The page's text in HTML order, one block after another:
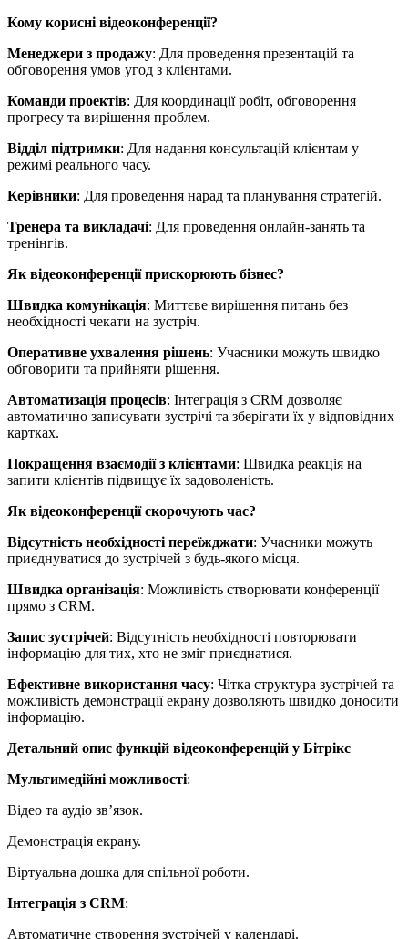
Кому корисні відеоконференції?
Менеджери з продажу: Для проведення презентацій та
обговорення умов угод з клієнтами.
Команди проектів: Для координації робіт, обговорення
прогресу та вирішення проблем.
Відділ підтримки: Для надання консультацій клієнтам у
режимі реального часу.
Керівники: Для проведення нарад та планування стратегій.
Тренера та викладачі: Для проведення онлайн-занять та
тренінгів.
Як відеоконференції прискорюють бізнес?
Швидка комунікація: Миттєве вирішення питань без
необхідності чекати на зустріч.
Оперативне ухвалення рішень: Учасники можуть швидко
обговорити та прийняти рішення.
Автоматизація процесів: Інтеграція з CRM дозволяє
автоматично записувати зустрічі та зберігати їх у відповідних
картках.
Покращення взаємодії з клієнтами: Швидка реакція на
запити клієнтів підвищує їх задоволеність.
Як відеоконференції скорочують час?
Відсутність необхідності переїжджати: Учасники можуть
приєднуватися до зустрічей з будь-якого місця.
Швидка організація: Можливість створювати конференції
прямо з CRM.
Запис зустрічей: Відсутність необхідності повторювати
інформацію для тих, хто не зміг приєднатися.
Ефективне використання часу: Чітка структура зустрічей та
можливість демонстрації екрану дозволяють швидко доносити
інформацію.
Детальний опис функцій відеоконференцій у Бітрікс
Мультимедійні можливості:
Відео та аудіо зв’язок.
Демонстрація екрану.
Віртуальна дошка для спільної роботи.
Інтеграція з CRM:
Автоматичне створення зустрічей у календарі.